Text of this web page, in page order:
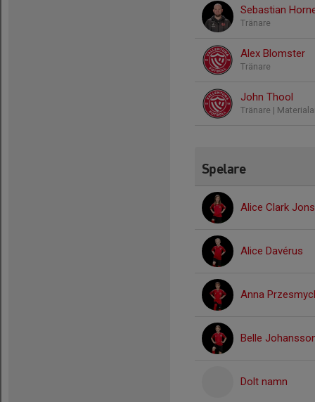
Sebastian
Tränare
Alex Blomster
Tränare
John Thool
Tränare |
Spelare
Alice Clark
Alice Davérus
Anna
Belle
Dolt namn